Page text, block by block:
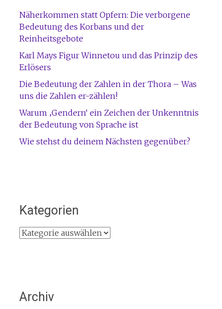
Näherkommen statt Opfern: Die verborgene
Bedeutung des Korbans und der
Reinheitsgebote
Karl Mays Figur Winnetou und das Prinzip des
Erlösers
Die Bedeutung der Zahlen in der Thora – Was
uns die Zahlen er-zählen!
Warum ‚Gendern‘ ein Zeichen der Unkenntnis
der Bedeutung von Sprache ist
Wie stehst du deinem Nächsten gegenüber?
Kategorien
Kategorien
Archiv